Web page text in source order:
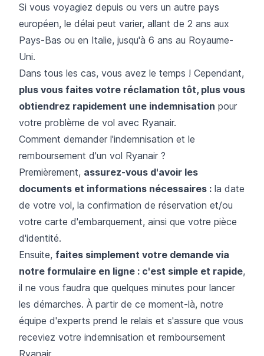
Si vous voyagiez depuis ou vers un autre pays
européen, le délai peut varier, allant de 2 ans aux
Pays-Bas ou en Italie, jusqu'à 6 ans au Royaume-
Uni.
Dans tous les cas, vous avez le temps ! Cependant,
plus vous faites votre réclamation tôt, plus vous
obtiendrez rapidement une indemnisation pour
votre problème de vol avec Ryanair.
Comment demander l'indemnisation et le
remboursement d'un vol Ryanair ?
Premièrement, assurez-vous d'avoir les
documents et informations nécessaires : la date
de votre vol, la confirmation de réservation et/ou
votre carte d'embarquement, ainsi que votre pièce
d'identité.
Ensuite, faites simplement votre demande via
notre formulaire en ligne : c'est simple et rapide,
il ne vous faudra que quelques minutes pour lancer
les démarches. À partir de ce moment-là, notre
équipe d'experts prend le relais et s'assure que vous
receviez votre indemnisation et remboursement
Ryanair.